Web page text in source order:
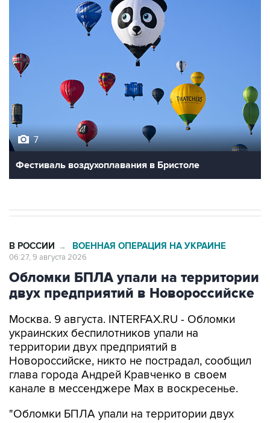
7
Фестиваль воздухоплавания в Бристоле
В РОССИИ → ВОЕННАЯ ОПЕРАЦИЯ НА УКРАИНЕ
06:27, 9 августа 2026
Обломки БПЛА упали на территории
двух предприятий в Новороссийске
Москва. 9 августа. INTERFAX.RU - Обломки
украинских беспилотников упали на
территории двух предприятий в
Новороссийске, никто не пострадал, сообщил
глава города Андрей Кравченко в своем
канале в мессенджере Max в воскресенье.
"Обломки БПЛА упали на территории двух